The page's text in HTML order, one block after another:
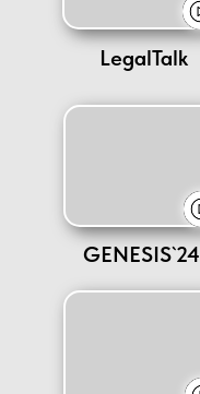
GENESIS`24
LegalTalk